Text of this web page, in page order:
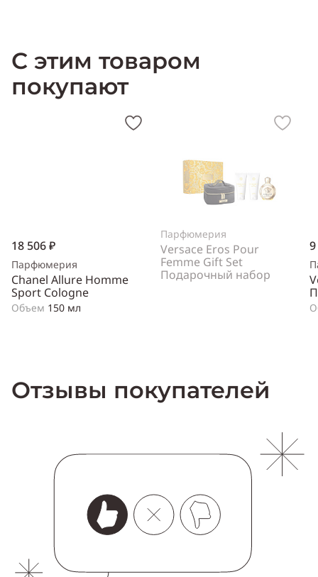
С этим товаром
покупают
18 506 ₽
Парфюмерия
Chanel Allure Homme
Sport Cologne
Объем 150 мл
Парфюмерия
Versace Eros Pour
Femme Gift Set
Подарочный набор
Отзывы покупателей